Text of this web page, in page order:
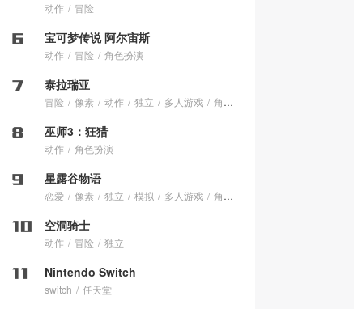
动作 冒险
宝可梦传说 阿尔宙斯
动作 冒险 角色扮演
泰拉瑞亚
冒险 像素 动作 独立 多人游戏 角色扮演
巫师3：狂猎
动作 角色扮演
星露谷物语
恋爱 像素 独立 模拟 多人游戏 角色扮演
空洞骑士
动作 冒险 独立
Nintendo Switch
switch 任天堂